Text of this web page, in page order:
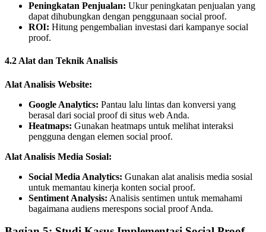
Peningkatan Penjualan: Ukur peningkatan penjualan yang
dapat dihubungkan dengan penggunaan social proof.
ROI: Hitung pengembalian investasi dari kampanye social
proof.
4.2 Alat dan Teknik Analisis
Alat Analisis Website:
Google Analytics: Pantau lalu lintas dan konversi yang
berasal dari social proof di situs web Anda.
Heatmaps: Gunakan heatmaps untuk melihat interaksi
pengguna dengan elemen social proof.
Alat Analisis Media Sosial:
Social Media Analytics: Gunakan alat analisis media sosial
untuk memantau kinerja konten social proof.
Sentiment Analysis: Analisis sentimen untuk memahami
bagaimana audiens merespons social proof Anda.